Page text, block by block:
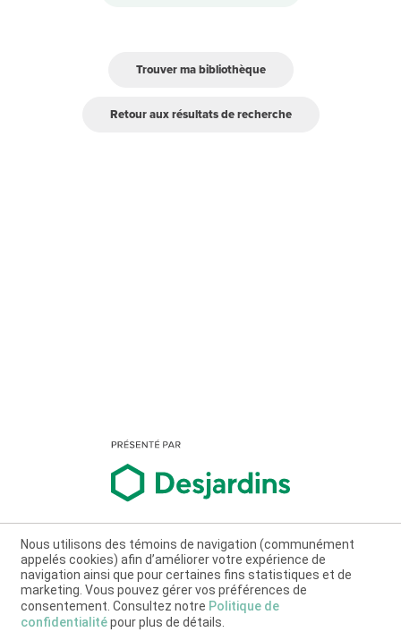
Trouver ma bibliothèque
Retour aux résultats de recherche
Nous utilisons des témoins de navigation (communément
appelés cookies) afin d’améliorer votre expérience de
navigation ainsi que pour certaines fins statistiques et de
marketing. Vous pouvez gérer vos préférences de
consentement. Consultez notre Politique de
confidentialitépour plus de détails.